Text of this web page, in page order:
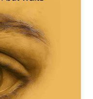
തുടങ്ങിയത്—
തീരങ്ങളിൽ എത്തി
കഥ. സ്കൂൾ
പ്രണയം, ജീവിതം തന്ന
സേവനത്തിന്റെ പാതയിൽ